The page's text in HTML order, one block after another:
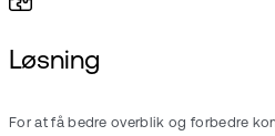
Løsning
For at få bedre overblik og forbedre